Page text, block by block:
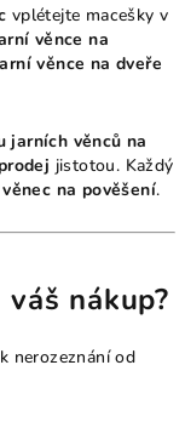
vplétejte macešky v
věnce na
věnce na dveře
jarních věnců na
jistotou. Každý
na pověšení.
nákup?
nerozeznání od